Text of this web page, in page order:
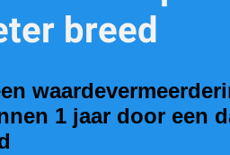
breed
1 jaar door een